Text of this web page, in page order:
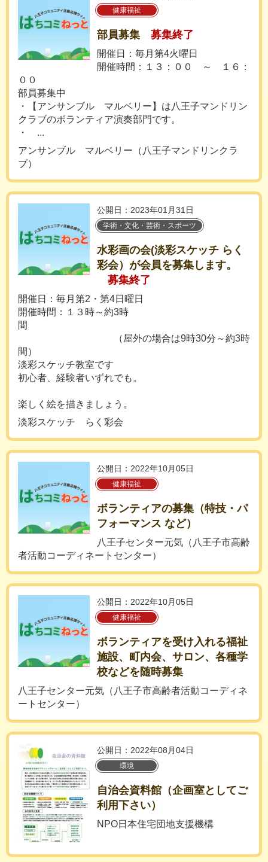
健康福祉
部員募集 募集終了
開催日：毎月第4火曜日
開催時間：１３：００ ～ １６：
００
部員募集中
・【アンサンブル マルベリー】は八王子マンドリン
クラブのボランティア演奏部門です。
・ ...
アンサンブル マルベリー（八王子マンドリンクラ
ブ）
公開日：2023年01月31日
学術・文化・芸術・スポーツ
水彩画の会(淡彩スケッチ らく
彩会）が会員を募集します。
募集終了
開催日：毎月第2・第4日曜日
開催時間：１３時～約3時
間
（屋外の場合は9時30分～約3時
間）
淡彩スケッチ教室です
初心者、経験者いずれでも。
楽しく絵を描きましょう。
淡彩スケッチ らく彩会
公開日：2022年10月05日
健康福祉
ボランティアの募集（特技・パ
フォーマンス など）
八王子センター元気（八王子市高齢
者活動コーディネートセンター）
公開日：2022年10月05日
健康福祉
ボランティアを受け入れる福祉
施設、町内会、サロン、各種学
校などを随時募集
八王子センター元気（八王子市高齢者活動コーディネ
ートセンター）
公開日：2022年08月04日
環境
自治会資料館（企画室としてご
利用下さい）
NPO日本住宅団地支援機構